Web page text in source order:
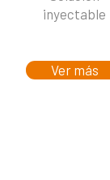
inyectable
Ver más